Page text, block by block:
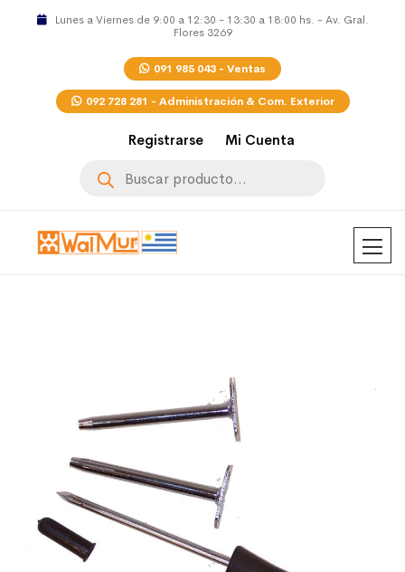
Lunes a Viernes de 9:00 a 12:30 - 13:30 a 18:00 hs. - Av. Gral.
Flores 3269
091 985 043 - Ventas
092 728 281 - Administración & Com. Exterior
Registrarse Mi Cuenta